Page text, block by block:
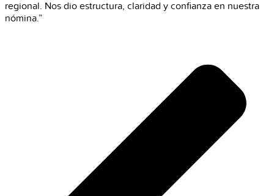
regional. Nos dio estructura, claridad y confianza en nuestra
nómina.”